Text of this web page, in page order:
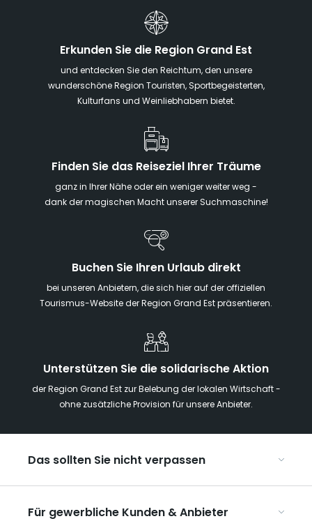
Erkunden Sie die Region Grand Est
und entdecken Sie den Reichtum, den unsere
wunderschöne Region Touristen, Sportbegeisterten,
Kulturfans und Weinliebhabern bietet.
Finden Sie das Reiseziel Ihrer Träume
ganz in Ihrer Nähe oder ein weniger weiter weg -
dank der magischen Macht unserer Suchmaschine!
Buchen Sie Ihren Urlaub direkt
bei unseren Anbietern, die sich hier auf der offiziellen
Tourismus-Website der Region Grand Est präsentieren.
Unterstützen Sie die solidarische Aktion
der Region Grand Est zur Belebung der lokalen Wirtschaft -
ohne zusätzliche Provision für unsere Anbieter.
Das sollten Sie nicht verpassen
Die Weihnachtsmärkte im Grand Est
Für gewerbliche Kunden & Anbieter